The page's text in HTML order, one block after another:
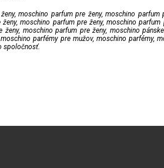
moschino parfum pre ženy, moschino parfum
moschino parfum pre ženy, moschino parfum
moschino parfum pre ženy, moschino
parfémy pre mužov, moschino parfémy,
spoločnosť.